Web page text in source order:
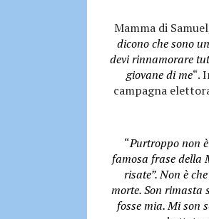
Mamma di
dicono che sono
devi rinnamorare
giovane di me“.
campagna
“Purtroppo non
famosa frase della
risate”. Non è
morte. Son rimasta
fosse mia. Mi son